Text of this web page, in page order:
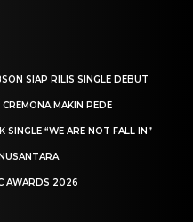
SIAP RILIS SINGLE DEBUT
MAKIN PEDE
SINGLE “WE ARE NOT FALL IN”
AWARDS 2026